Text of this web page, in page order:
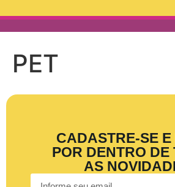
PET
CADASTRE-SE E
POR DENTRO DE
AS